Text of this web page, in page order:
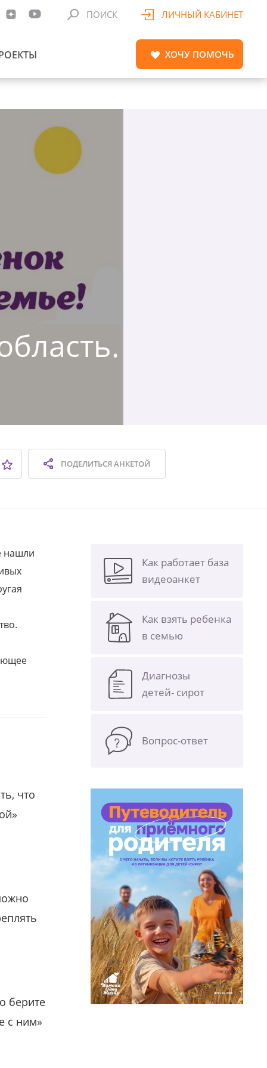
ПОИСК ЛИЧНЫЙ КАБИНЕТ
ХОЧУ ПОМОЧЬ
ПОДЕЛИТЬСЯАНКЕТОЙ
нашли
что
берите
с ним»
Как работает база
видеоанкет
Как взять ребенка
в семью
Диагнозы
детей- сирот
Вопрос-ответ